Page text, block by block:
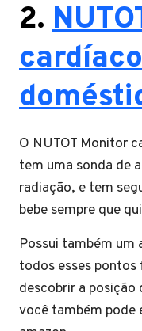
2.
O NUTOT Monitor
tem uma sonda de
radiação, e tem
bebe sempre que
Possui também
todos esses
descobrir a posição
você também pode